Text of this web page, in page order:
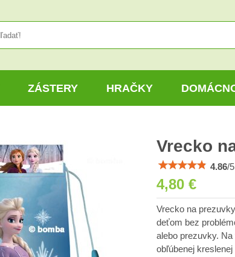
ZÁSTERY HRAČKY
Vrecko
4.86/5
4,80 €
Vrecko na
deťom bez
alebo prezuvky.
obľúbenej